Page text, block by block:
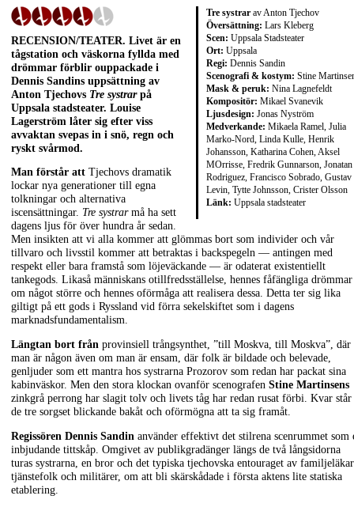
Tre systrar av Anton Tjechov
Översättning: Lars Kleberg
Scen: Uppsala Stadsteater
Ort: Uppsala
Regi: Dennis Sandin
Scenografi & kostym: Stine
Mask & peruk: Nina Lagnefeldt
Kompositör: Mikael Svanevik
Ljusdesign: Jonas Nyström
Medverkande: Mikaela Ramel, Julia
Marko-Nord, Linda Kulle, Henrik
Johansson, Katharina Cohen, Aksel
MOrrisse, Fredrik Gunnarson, Jonatan
Rodriguez, Francisco Sobrado, Gustav
Levin, Tytte Johnsson, Crister Olsson
Länk: Uppsala stadsteater
RECENSION/TEATER. Livet är en
tågstation och väskorna fyllda med
drömmar förblir ouppackade i
Dennis Sandins uppsättning av
Anton Tjechovs Tre systrarpå
Uppsala stadsteater. Louise
Lagerström låter sig efter viss
avvaktan svepas in i snö, regn och
ryskt svårmod.
Man förstår att Tjechovs dramatik
lockar nya generationer till egna
tolkningar och alternativa
iscensättningar. Tre systrarmå ha sett
dagens ljus för över hundra år sedan.
Men insikten att vi alla kommer att glömmas bort som individer och vår
tillvaro och livsstil kommer att betraktas i backspegeln — antingen med
respekt eller bara framstå som löjeväckande — är odaterat existentiellt
tankegods. Likaså människans otillfredsställelse, hennes fåfängliga drömmar
om något större och hennes oförmåga att realisera dessa. Detta ter sig lika
giltigt på ett gods i Ryssland vid förra sekelskiftet som i dagens
marknadsfundamentalism.
Längtan bort från provinsiell trångsynthet, ”till Moskva, till Moskva”, där
man är någon även om man är ensam, där folk är bildade och belevade,
genljuder som ett mantra hos systrarna Prozorov som redan har packat sina
kabinväskor. Men den stora klockan ovanför scenografen Stine Martinsens
zinkgrå perrong har slagit tolv och livets tåg har redan rusat förbi. Kvar står
de tre sorgset blickande bakåt och oförmögna att ta sig framåt.
Regissören Dennis Sandin använder effektivt det stilrena scenrummet som
inbjudande tittskåp. Omgivet av publikgradänger längs de två långsidorna
turas systrarna, en bror och det typiska tjechovska entouraget av
tjänstefolk och militärer, om att bli skärskådade i första aktens lite statiska
etablering.